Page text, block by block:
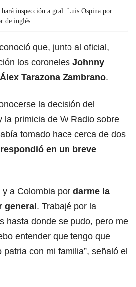
inspección a gral. Luis Ospina por
de inglés
que, junto al oficial,
los coroneles Johnny
Tarazona Zambrano.
la decisión del
la primicia de W Radio sobre
tomado hace cerca de dos
en un breve
y a Colombia por darme la
general. Trabajé por la
hasta donde se pudo, pero me
entender que tengo que
con mi familia”, señaló el